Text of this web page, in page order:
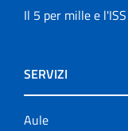
Il 5 per mille e l'ISS
SERVIZI
Aule